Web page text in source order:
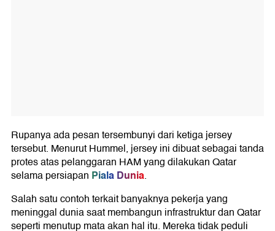
Rupanya ada pesan tersembunyi dari ketiga jersey
tersebut. Menurut Hummel, jersey ini dibuat sebagai tanda
protes atas pelanggaran HAM yang dilakukan Qatar
selama persiapan Piala Dunia.
Salah satu contoh terkait banyaknya pekerja yang
meninggal dunia saat membangun infrastruktur dan Qatar
seperti menutup mata akan hal itu. Mereka tidak peduli